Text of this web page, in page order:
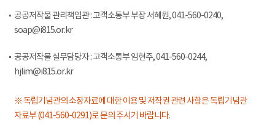
공공저작물 관리책임관 : 고객소통부 부장 서혜원, 041-560-0240,
soap@i815.or.kr
공공저작물 실무담당자 : 고객소통부 임현주, 041-560-0244,
hjlim@i815.or.kr
※ 독립기념관의 소장자료에 대한 이용 및 저작권 관련 사항은 독립기념관
자료부 (041-560-0291)로 문의 주시기 바랍니다.